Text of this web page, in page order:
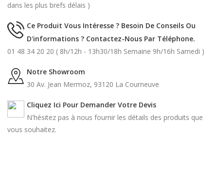
dans les plus brefs délais )
Ce Produit Vous Intéresse ? Besoin De Conseils Ou
D'informations ? Contactez-Nous Par Téléphone.
01 48 34 20 20 ( 8h/12h - 13h30/18h Semaine 9h/16h Samedi )
Notre Showroom
30 Av. Jean Mermoz, 93120 La Courneuve
Cliquez Ici Pour Demander Votre Devis
N'hésitez pas à nous fournir les détails des produits que
vous souhaitez.